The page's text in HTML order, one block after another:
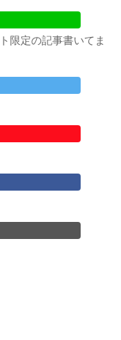
限定の記事書いてま